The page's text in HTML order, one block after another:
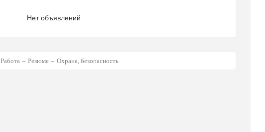
Нет объявлений
Работа Резюме Охрана, безопасность